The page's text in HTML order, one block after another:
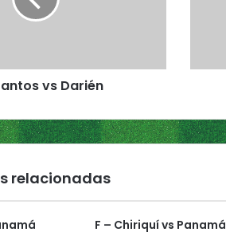
vs Darién
t
v
s
a
relacionadas
F – Chiriquí vs Panamá